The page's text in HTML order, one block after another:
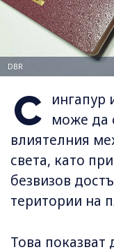
DBR
С
ингапур
може да
влиятелния
света, като
безвизов
територии на
Това показват